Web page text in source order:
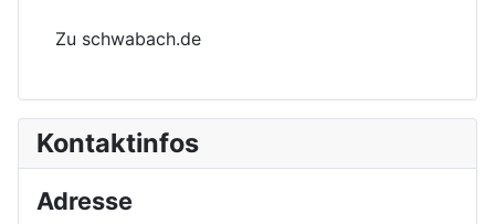
Zu schwabach.de
Kontaktinfos
Adresse